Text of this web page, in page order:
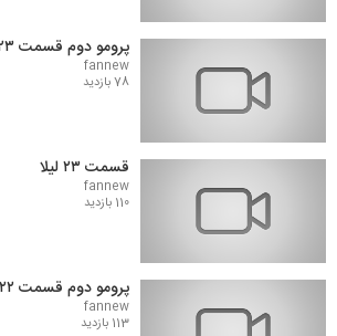
پرومو دوم قسمت ۲۳ لیلا
fannew
78 بازدید
قسمت ۲۳ لیلا
fannew
110 بازدید
پرومو دوم قسمت ۲۲ لیلا
fannew
113 بازدید